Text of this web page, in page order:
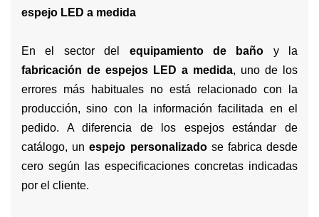
espejo LED a medida
En el sector del equipamiento de baño y la
fabricación de espejos LED a medida, uno de los
errores más habituales no está relacionado con la
producción, sino con la información facilitada en el
pedido. A diferencia de los espejos estándar de
catálogo, unespejo personalizadose fabrica desde
cero según las especificaciones concretas indicadas
por el cliente.